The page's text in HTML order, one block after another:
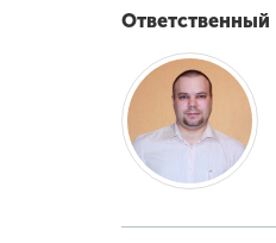
Сведения об
образовательной
организации
Приемная
комиссия
+7 (831) 262-26-20
Ответственный